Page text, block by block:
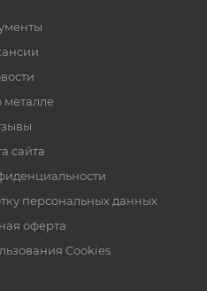
металле
сайта
персональных данных
оферта
Cookies